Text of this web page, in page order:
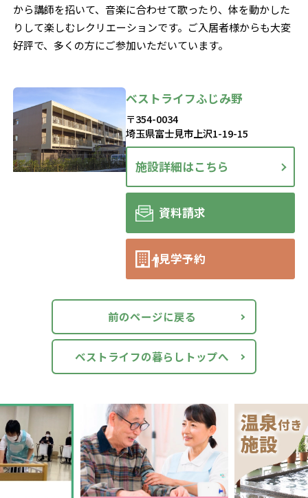
から講師を招いて、音楽に合わせて歌ったり、体を動かした
りして楽しむレクリエーションです。ご入居者様からも大変
好評で、多くの方にご参加いただいています。
ベストライフふじみ野
〒354-0034
埼玉県富士見市上沢1-19-15
施設詳細はこちら
資料請求
見学予約
前のページに戻る
ベストライフの暮らしトップへ